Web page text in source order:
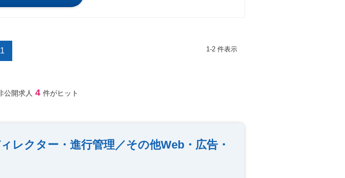
1 1-2 件表示
公開求人 4 件がヒット
レクター・進行管理／その他Web・広告・